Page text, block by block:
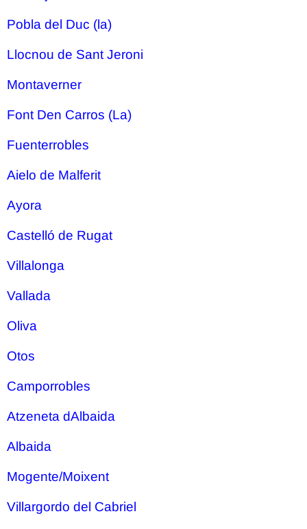
Pobla del Duc (la)
Llocnou de Sant Jeroni
Montaverner
Font Den Carros (La)
Fuenterrobles
Aielo de Malferit
Ayora
Castelló de Rugat
Villalonga
Vallada
Oliva
Otos
Camporrobles
Atzeneta dAlbaida
Albaida
Mogente/Moixent
Villargordo del Cabriel